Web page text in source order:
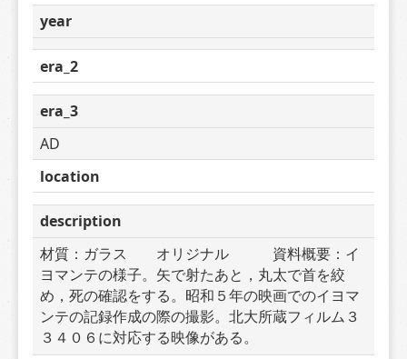
year
era_2
era_3
AD
location
description
材質：ガラス　　オリジナル　　　資料概要：イ
ヨマンテの様子。矢で射たあと，丸太で首を絞
め，死の確認をする。昭和５年の映画でのイヨマ
ンテの記録作成の際の撮影。北大所蔵フィルム３
３４０６に対応する映像がある。